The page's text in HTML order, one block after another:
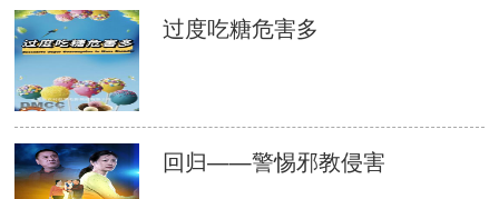
过度吃糖危害多
回归——警惕邪教侵害